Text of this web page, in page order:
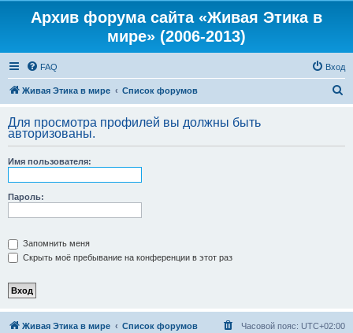
Архив форума сайта «Живая Этика в
мире» (2006-2013)
FAQ Вход
Живая Этика в мире Список форумов
с
Для просмотра профилей вы должны быть
авторизованы.
Имя пользователя:
Пароль:
Запомнить меня
Скрыть моё пребывание на конференции в этот раз
Живая Этика в мире Список форумов Часовой пояс: UTC+02:00